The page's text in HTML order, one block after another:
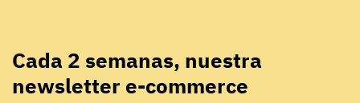
Cada 2 semanas, nuestra
newsletter e-commerce